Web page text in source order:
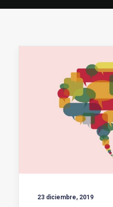
23 diciembre, 2019